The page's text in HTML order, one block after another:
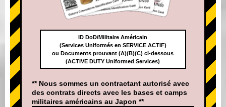
ID DoD/Militaire Américain
(Services Uniformés en SERVICE ACTIF)
ou Documents prouvant (A)(B)(C) ci-dessous
(ACTIVE DUTY Uniformed Services)
** Nous sommes un contractant autorisé avec
des contrats directs avec les bases et camps
militaires américains au Japon **